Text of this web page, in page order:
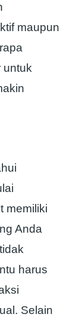
maupun
untuk
memiliki
Anda
harus
Selain